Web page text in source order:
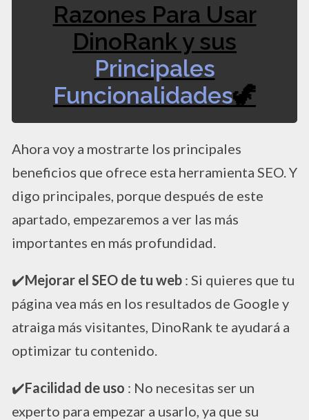
Razones Para Usar
DinoRank y sus
Principales
Funcionalidades🦖
Ahora voy a mostrarte los principales
beneficios que ofrece esta herramienta SEO. Y
digo principales, porque después de este
apartado, empezaremos a ver las más
importantes en más profundidad.
​✔️​Mejorar el SEO de tu web : Si quieres que tu
página vea más en los resultados de Google y
atraiga más visitantes, DinoRank te ayudará a
optimizar tu contenido.
​✔️​Facilidad de uso : No necesitas ser un
experto para empezar a usarlo, ya que su